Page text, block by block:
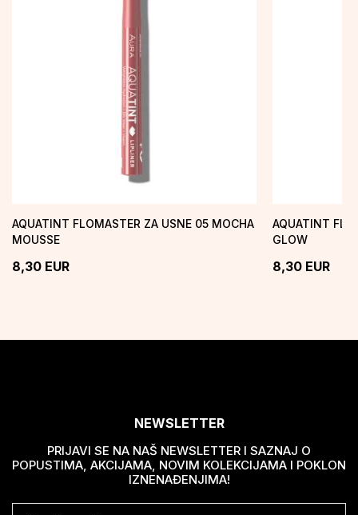
AQUATINT FLOMASTER ZA USNE 05 MOCHA
MOUSSE
8,30 EUR
AQUATINT
GLOW
8,30 EUR
NEWSLETTER
PRIJAVI SE NA NAŠ NEWSLETTER I SAZNAJ O
POPUSTIMA, AKCIJAMA, NOVIM KOLEKCIJAMA I POKLON
IZNENAĐENJIMA!